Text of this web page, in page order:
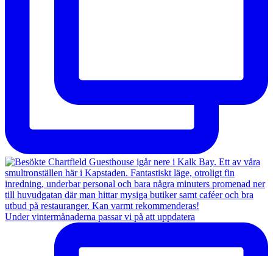
Under vintermånaderna passar vi på att uppdatera